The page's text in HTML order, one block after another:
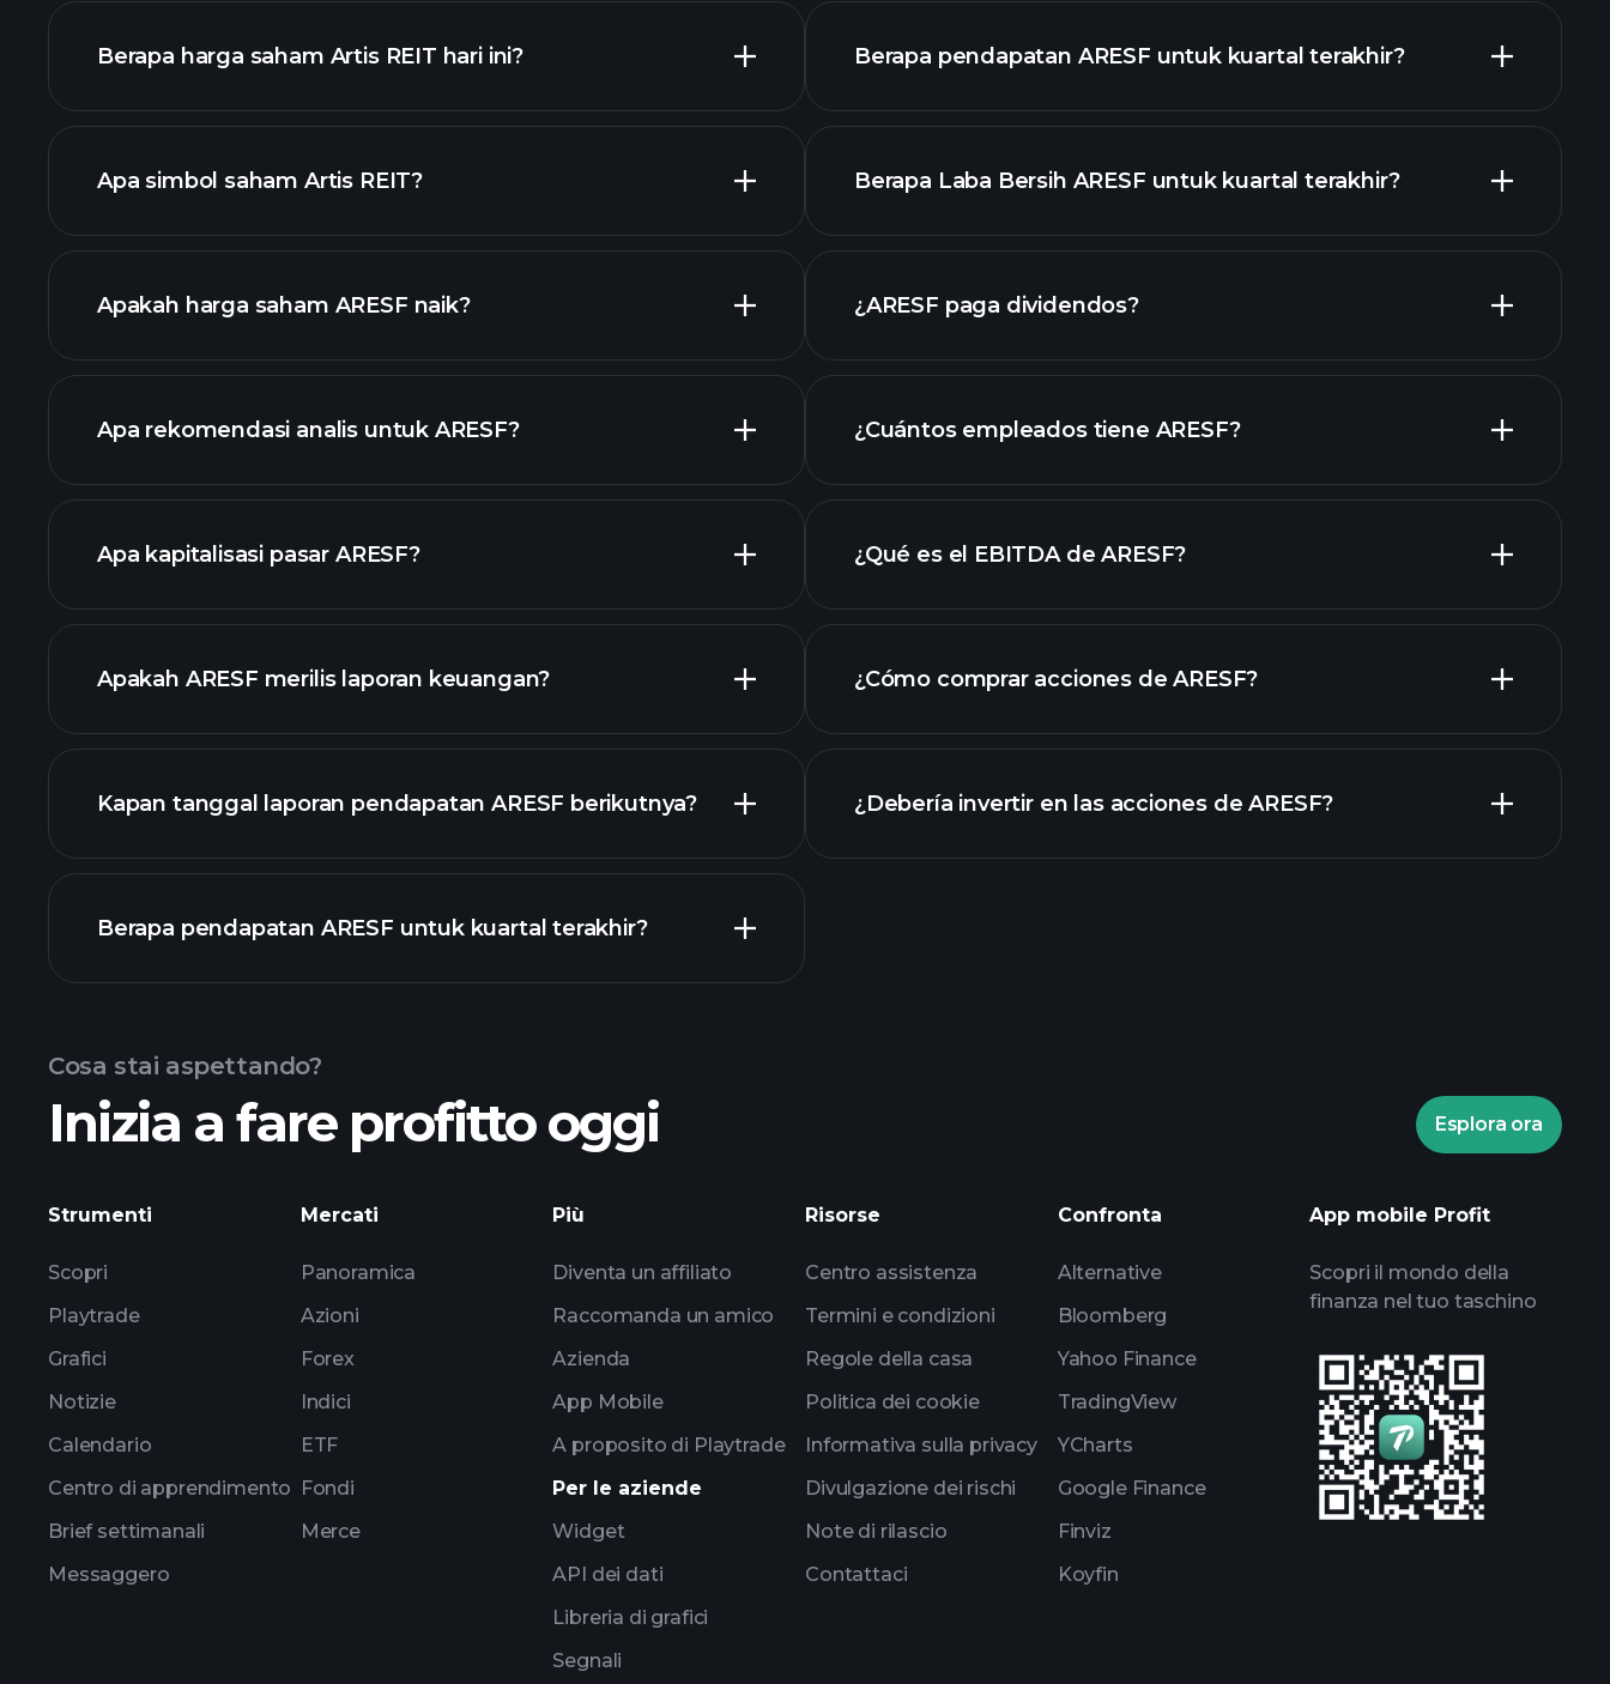
Berapa harga saham Artis REIT hari ini?
grafik lanjutan
Apa simbol saham Artis REIT?
Apakah harga saham ARESF naik?
grafik
Apa rekomendasi analis untuk ARESF?
Apa kapitalisasi pasar ARESF?
daftar saham kami
Apakah ARESF merilis laporan keuangan?
keuangan ARESF
Kapan tanggal laporan pendapatan ARESF berikutnya?
Kalender
Berapa pendapatan ARESF untuk kuartal terakhir?
Berapa pendapatan ARESF untuk kuartal terakhir?
laporan
Berapa Laba Bersih ARESF untuk kuartal terakhir?
¿ARESF paga dividendos?
¿Cuántos empleados tiene ARESF?
¿Qué es el EBITDA de ARESF?
rapporti
¿Cómo comprar acciones de ARESF?
¿Debería invertir en las acciones de ARESF?
torneos
impulsados por IA
listas de seguimiento
portafolios de
Cosa stai aspettando?
Inizia a fare profitto oggi Esplora ora
Strumenti
Scopri
Playtrade
Grafici
Notizie
Calendario
Centro di apprendimento
Brief settimanali
Messaggero
Mercati
Panoramica
Azioni
Forex
Indici
ETF
Fondi
Merce
Più
Diventa un affiliato
Raccomanda un amico
Azienda
App Mobile
A proposito di Playtrade
Per le aziende
Widget
API dei dati
Libreria di grafici
Segnali
Risorse
Centro assistenza
Termini e condizioni
Regole della casa
Politica dei cookie
Informativa sulla privacy
Divulgazione dei rischi
Note di rilascio
Contattaci
Confronta
Alternative
Bloomberg
Yahoo Finance
TradingView
YCharts
Google Finance
Finviz
Koyfin
App mobile Profit
Scopri il mondo della
finanza nel tuo taschino